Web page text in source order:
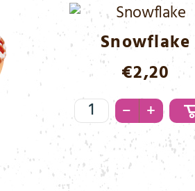
Snowflake
€2,20
Snowflake
Menge
– +